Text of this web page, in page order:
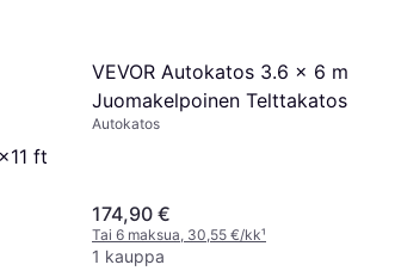
ft
VEVOR Autokatos 3.6 x 6 m
Juomakelpoinen Telttakatos
Autokatos
174,90 €
Tai 6 maksua, 30,55 €/kk¹
1 kauppa